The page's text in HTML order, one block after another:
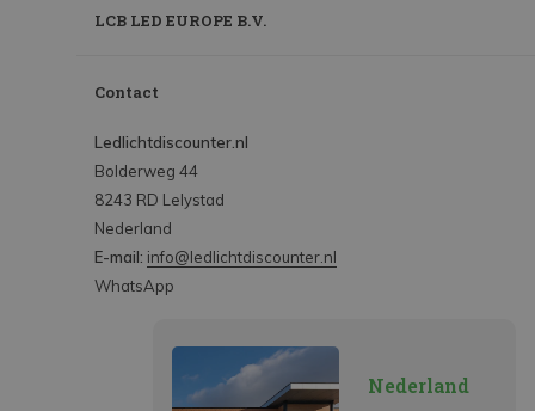
LCB LED EUROPE B.V.
Contact
Ledlichtdiscounter.nl
Bolderweg 44
8243 RD Lelystad
Nederland
E-mail: info@ledlichtdiscounter.nl
WhatsApp
Nederland